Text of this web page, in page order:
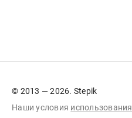
© 2013 — 2026. Stepik
Наши условия использования